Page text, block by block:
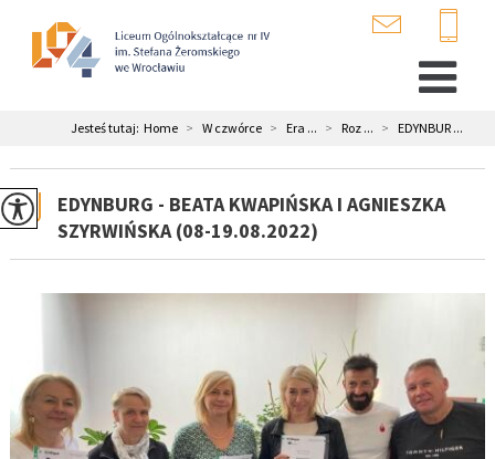
Jesteś tutaj: Home > W czwórce > Era ... > Roz ... > EDYNBUR ...
EDYNBURG - BEATA KWAPIŃSKA I AGNIESZKA
SZYRWIŃSKA (08-19.08.2022)